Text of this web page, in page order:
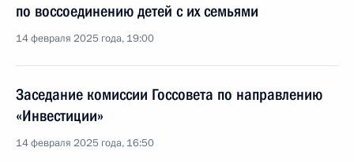
по воссоединению детей с их семьями
14 февраля 2025 года, 19:00
Заседание комиссии Госсовета по направлению
«Инвестиции»
14 февраля 2025 года, 16:50